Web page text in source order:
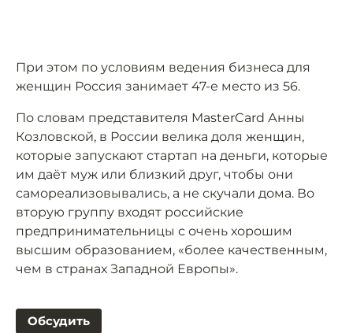
При этом по условиям ведения бизнеса для
женщин Россия занимает 47-е место из 56.
По словам представителя MasterCard Анны
Козловской, в России велика доля женщин,
которые запускают стартап на деньги, которые
им даёт муж или близкий друг, чтобы они
самореализовывались, а не скучали дома. Во
вторую группу входят российские
предпринимательницы с очень хорошим
высшим образованием, «более качественным,
чем в странах Западной Европы».
Обсудить